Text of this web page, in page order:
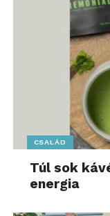
CSALÁD
Túl sok
energia